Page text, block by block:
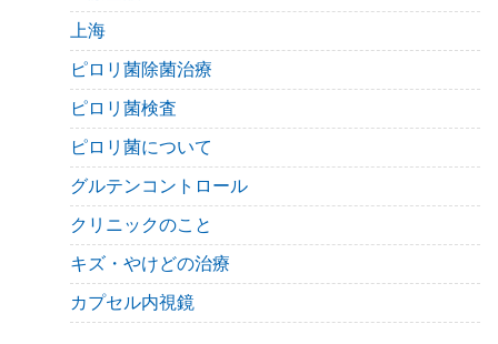
上海
ピロリ菌除菌治療
ピロリ菌検査
ピロリ菌について
グルテンコントロール
クリニックのこと
キズ・やけどの治療
カプセル内視鏡